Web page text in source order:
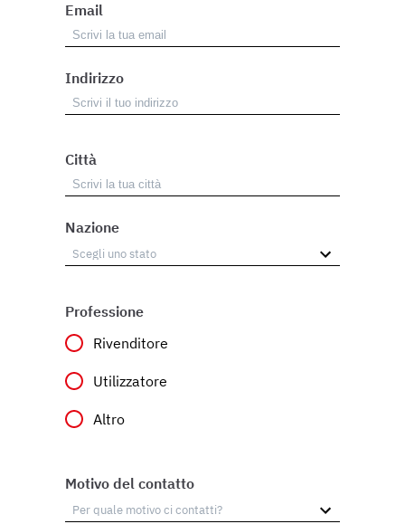
Email
Indirizzo
Città
Nazione
Professione
Rivenditore
Utilizzatore
Altro
Motivo del contatto